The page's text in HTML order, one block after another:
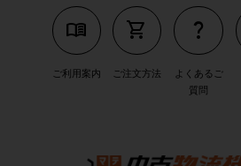
menu_book
ご利用案内
shopping_cart
ご注文方法
question_mark
よくあるご
質問